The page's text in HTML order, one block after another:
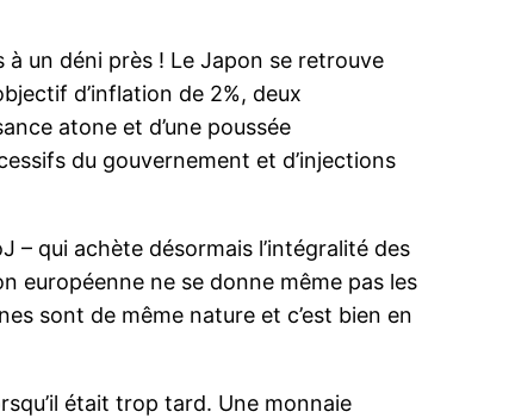
à un déni près ! Le Japon se retrouve
d’inflation de 2%, deux
atone et d’une poussée
du gouvernement et d’injections
– qui achète désormais l’intégralité des
européenne ne se donne même pas les
sont de même nature et c’est bien en
était trop tard. Une monnaie